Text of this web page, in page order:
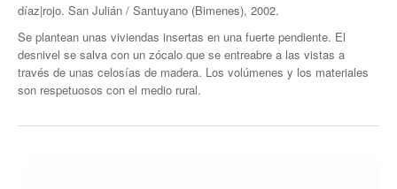
díaz|rojo. San Julián / Santuyano (Bimenes), 2002.
Se plantean unas viviendas insertas en una fuerte pendiente. El
desnivel se salva con un zócalo que se entreabre a las vistas a
través de unas celosías de madera. Los volúmenes y los materiales
son respetuosos con el medio rural.